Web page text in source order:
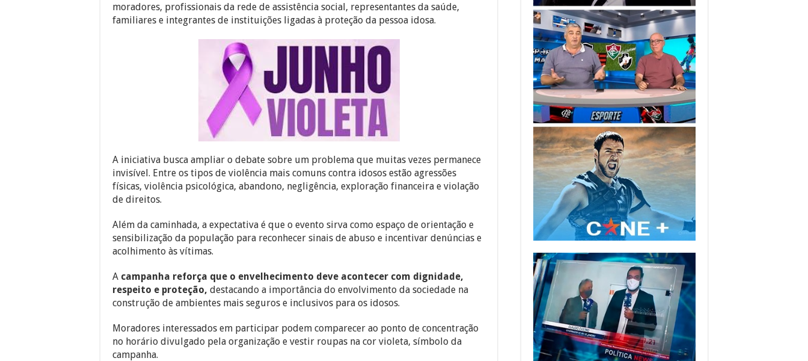
moradores, profissionais da rede de assistência social, representantes da saúde,
familiares e integrantes de instituições ligadas à proteção da pessoa idosa.
A iniciativa busca ampliar o debate sobre um problema que muitas vezes permanece
invisível. Entre os tipos de violência mais comuns contra idosos estão agressões
físicas, violência psicológica, abandono, negligência, exploração financeira e violação
de direitos.
Além da caminhada, a expectativa é que o evento sirva como espaço de orientação e
sensibilização da população para reconhecer sinais de abuso e incentivar denúncias e
acolhimento às vítimas.
A campanha reforça que o envelhecimento deve acontecer com dignidade,
respeito e proteção, destacando a importância do envolvimento da sociedade na
construção de ambientes mais seguros e inclusivos para os idosos.
Moradores interessados em participar podem comparecer ao ponto de concentração
no horário divulgado pela organização e vestir roupas na cor violeta, símbolo da
campanha.